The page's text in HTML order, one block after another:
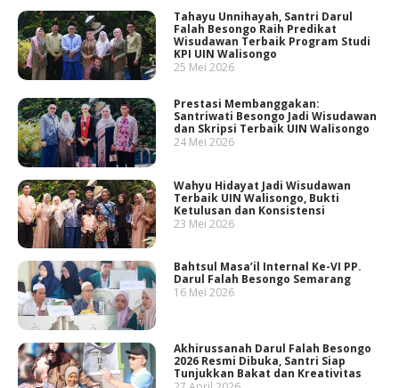
Tahayu Unnihayah, Santri Darul
Falah Besongo Raih Predikat
Wisudawan Terbaik Program Studi
KPI UIN Walisongo
25 Mei 2026
Prestasi Membanggakan:
Santriwati Besongo Jadi Wisudawan
dan Skripsi Terbaik UIN Walisongo
24 Mei 2026
Wahyu Hidayat Jadi Wisudawan
Terbaik UIN Walisongo, Bukti
Ketulusan dan Konsistensi
23 Mei 2026
Bahtsul Masa’il Internal Ke-VI PP.
Darul Falah Besongo Semarang
16 Mei 2026
Akhirussanah Darul Falah Besongo
2026 Resmi Dibuka, Santri Siap
Tunjukkan Bakat dan Kreativitas